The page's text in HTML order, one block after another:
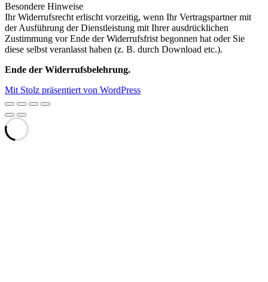
Besondere Hinweise
Ihr Widerrufsrecht erlischt vorzeitig, wenn Ihr Vertragspartner mit
der Ausführung der Dienstleistung mit Ihrer ausdrücklichen
Zustimmung vor Ende der Widerrufsfrist begonnen hat oder Sie
diese selbst veranlasst haben (z. B. durch Download etc.).
Ende der Widerrufsbelehrung.
Mit Stolz präsentiert von WordPress